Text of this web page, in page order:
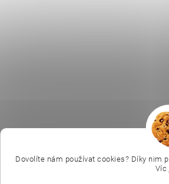
Dovolíte nám používat cookies? Díky nim
Víc